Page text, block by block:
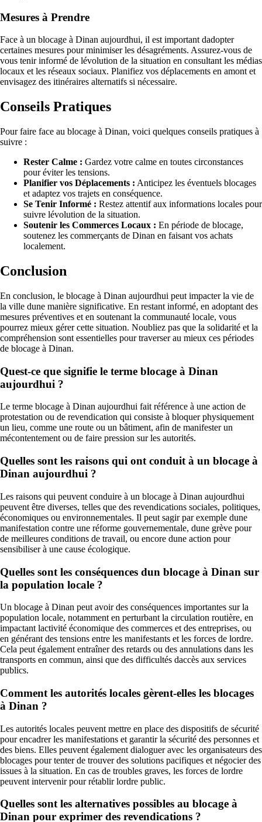
Mesures à Prendre
Face à un blocage à Dinan aujourdhui, il est important dadopter
certaines mesures pour minimiser les désagréments. Assurez-vous de
vous tenir informé de lévolution de la situation en consultant les médias
locaux et les réseaux sociaux. Planifiez vos déplacements en amont et
envisagez des itinéraires alternatifs si nécessaire.
Conseils Pratiques
Pour faire face au blocage à Dinan, voici quelques conseils pratiques à
suivre :
Rester Calme : Gardez votre calme en toutes circonstances
pour éviter les tensions.
Planifier vos Déplacements : Anticipez les éventuels blocages
et adaptez vos trajets en conséquence.
Se Tenir Informé : Restez attentif aux informations locales pour
suivre lévolution de la situation.
Soutenir les Commerces Locaux : En période de blocage,
soutenez les commerçants de Dinan en faisant vos achats
localement.
Conclusion
En conclusion, le blocage à Dinan aujourdhui peut impacter la vie de
la ville dune manière significative. En restant informé, en adoptant des
mesures préventives et en soutenant la communauté locale, vous
pourrez mieux gérer cette situation. Noubliez pas que la solidarité et la
compréhension sont essentielles pour traverser au mieux ces périodes
de blocage à Dinan.
Quest-ce que signifie le terme blocage à Dinan
aujourdhui ?
Le terme blocage à Dinan aujourdhui fait référence à une action de
protestation ou de revendication qui consiste à bloquer physiquement
un lieu, comme une route ou un bâtiment, afin de manifester un
mécontentement ou de faire pression sur les autorités.
Quelles sont les raisons qui ont conduit à un blocage à
Dinan aujourdhui ?
Les raisons qui peuvent conduire à un blocage à Dinan aujourdhui
peuvent être diverses, telles que des revendications sociales, politiques,
économiques ou environnementales. Il peut sagir par exemple dune
manifestation contre une réforme gouvernementale, dune grève pour
de meilleures conditions de travail, ou encore dune action pour
sensibiliser à une cause écologique.
Quelles sont les conséquences dun blocage à Dinan sur
la population locale ?
Un blocage à Dinan peut avoir des conséquences importantes sur la
population locale, notamment en perturbant la circulation routière, en
impactant lactivité économique des commerces et des entreprises, ou
en générant des tensions entre les manifestants et les forces de lordre.
Cela peut également entraîner des retards ou des annulations dans les
transports en commun, ainsi que des difficultés daccès aux services
publics.
Comment les autorités locales gèrent-elles les blocages
à Dinan ?
Les autorités locales peuvent mettre en place des dispositifs de sécurité
pour encadrer les manifestations et garantir la sécurité des personnes et
des biens. Elles peuvent également dialoguer avec les organisateurs des
blocages pour tenter de trouver des solutions pacifiques et négocier des
issues à la situation. En cas de troubles graves, les forces de lordre
peuvent intervenir pour rétablir lordre public.
Quelles sont les alternatives possibles au blocage à
Dinan pour exprimer des revendications ?